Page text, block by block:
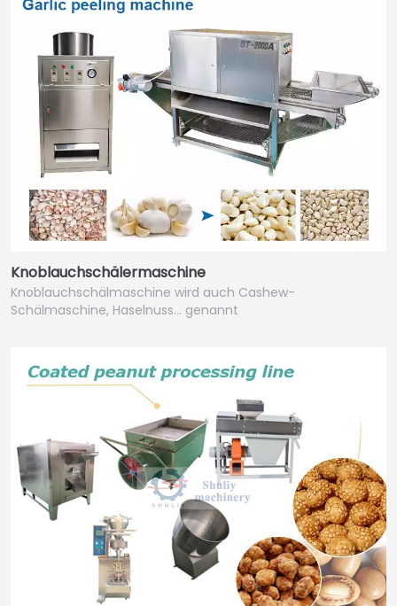
Knoblauchschälermaschine
Knoblauchschälmaschine wird auch Cashew-
Schälmaschine, Haselnuss… genannt